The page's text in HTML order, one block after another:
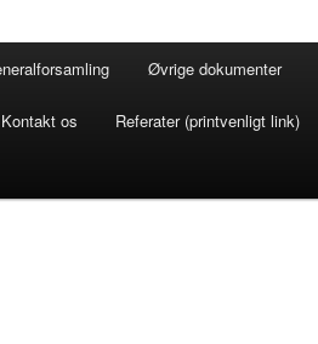
Øvrige dokumenter
Kontakt os Referater (printvenligt link)